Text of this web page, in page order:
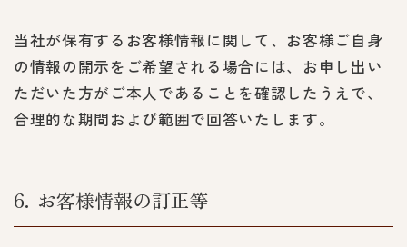
当社が保有するお客様情報に関して、お客様ご自身
の情報の開示をご希望される場合には、お申し出い
ただいた方がご本人であることを確認したうえで、
合理的な期間および範囲で回答いたします。
6 お客様情報の訂正等